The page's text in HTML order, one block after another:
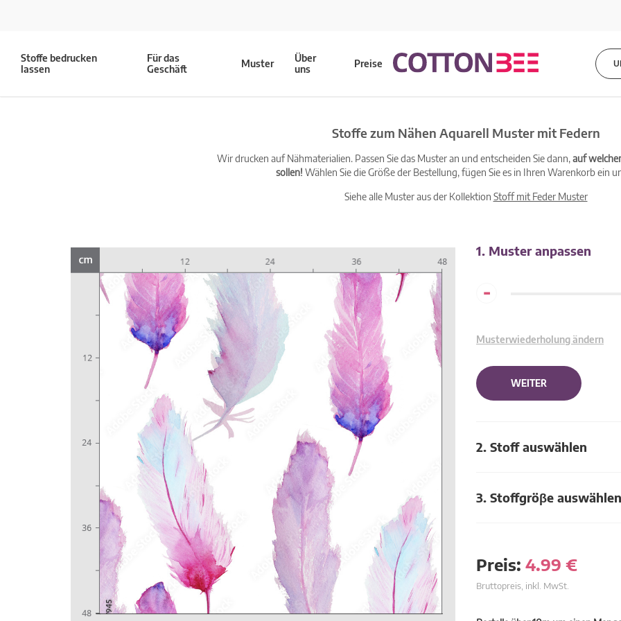
Stoffe bedrucken
lassen
Für das
Geschäft
Muster
Über
uns
Preise
Stoffe zum Nähen Aquarell Muster mit Federn
Wir drucken auf Nähmaterialien. Passen Sie das Muster an und entscheiden Sie dann,auf
sollen! Wählen Sie die Größe der Bestellung, fügen Sie es in Ihren Warenkorb ein
Siehe alle Muster aus der Kollektion Stoff mit Feder Muster
1. Muster anpassen
-
Musterwiederholung ändern
WEITER
2. Stoff auswählen
3. Stoffgröβe auswählen
Preis: 4.99 €
Bruttopreis, inkl. MwSt.